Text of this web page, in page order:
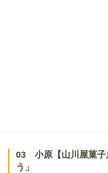
03 小原【山川屋菓子
う」